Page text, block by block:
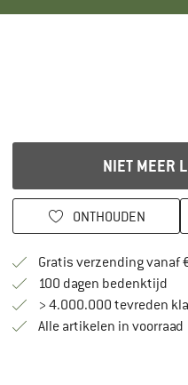
NIET MEER
ONTHOUDEN
Gratis verzending vanaf
100 dagen bedenktijd
> 4.000.000 tevreden
Alle artikelen in voorraad